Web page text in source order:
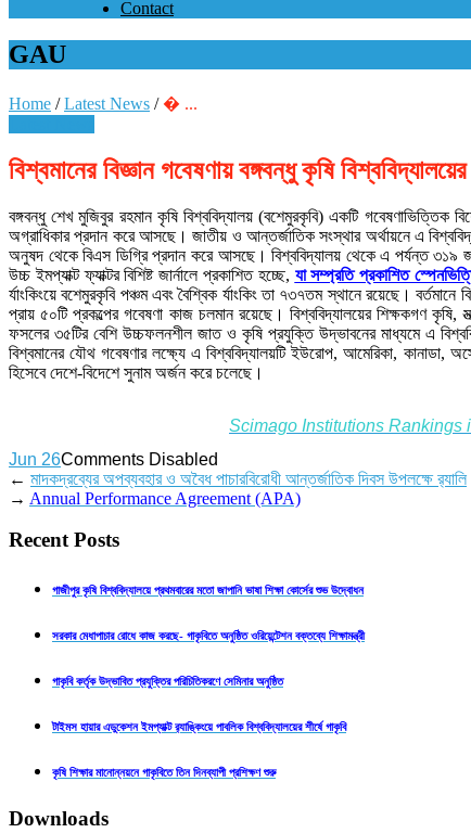
Contact
GAU
Home /Latest News / � ...
বিশ্বমানের বিজ্ঞান গবেষণায় বঙ্গবন্ধু কৃষি
বঙ্গবন্ধু শেখ মুজিবুর রহমান কৃষি বিশ্ববিদ্যালয় (বশেমুরকৃবি) একটি গবেষণাভিত্তিক
অগ্রাধিকার প্রদান করে আসছে। জাতীয় ও আন্তর্জাতিক সংস্থার অর্থায়নে এ
অনুষদ থেকে বিএস ডিগ্রি প্রদান করে আসছে। বিশ্ববিদ্যালয় থেকে এ পর্যন্ত ৩১৯
উচ্চ ইমপ্যাক্ট ফ্যাক্টর বিশিষ্ট জার্নালে প্রকাশিত হচ্ছে, যা সম্প্রতি প্রকাশিত
র্যাংকিংয়ে বশেমুরকৃবি পঞ্চম এবং বৈশ্বিক র্যাংকিং তা ৭৩৭তম স্থানে রয়েছে।
প্রায় ৫০টি প্রকল্পের গবেষণা কাজ চলমান রয়েছে।বিশ্ববিদ্যালয়ের শিক্ষকগণ
ফসলের ৩৫টির বেশি উচ্চফলনশীল জাত ও কৃষি প্রযুক্তি উদ্ভাবনের মাধ্যমে এ
বিশ্বমানের যৌথ গবেষণার লক্ষ্যে এ বিশ্ববিদ্যালয়টি ইউরোপ, আমেরিকা, কানাডা,
হিসেবে দেশে-বিদেশে সুনাম অর্জন করে চলেছে।
Scimago Institutions Rankings
Jun 26Comments Disabled
← মাদকদ্রব্যের অপব্যবহার ও অবৈধ পাচারবিরোধী আন্তর্জাতিক দিবস উপলক্ষে র‌্যালি
→ Annual Performance Agreement (APA)
Recent Posts
গাজীপুর কৃষি বিশ্ববিদ্যালয়ে প্রথমবারের মতো জাপানি ভাষা শিক্ষা কোর্সের শুভ উদ্বোধন
সরকার মেধাপাচার রোধে কাজ করছে- গাকৃবিতে অনুষ্ঠিত ওরিয়েন্টেশন বক্তব্যে শিক্ষামন্ত্রী
গাকৃবি কর্তৃক উদ্ভাবিত প্রযুক্তির পরিচিতিকরণে সেমিনার অনুষ্ঠিত
টাইমস হায়ার এডুকেশন ইমপ্যাক্ট র‍্যাঙ্কিংয়ে পাবলিক বিশ্ববিদ্যালয়ের শীর্ষে গাকৃবি
কৃষি শিক্ষার মানোন্নয়নে গাকৃবিতে তিন দিনব্যাপী প্রশিক্ষণ শুরু
Downloads